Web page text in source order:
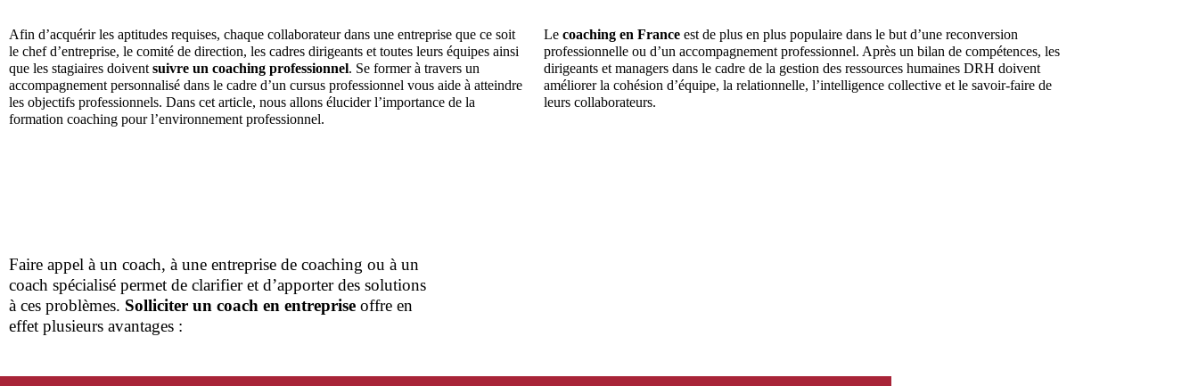
Afin d’acquérir les aptitudes requises, chaque collaborateur dans une entreprise que ce soit
le chef d’entreprise, le comité de direction, les cadres dirigeants et toutes leurs équipes ainsi
que les stagiaires doivent suivre un coaching professionnel. Se former à travers un
accompagnement personnalisé dans le cadre d’un cursus professionnel vous aide à atteindre
les objectifs professionnels. Dans cet article, nous allons élucider l’importance de la
formation coaching pour l’environnement professionnel.
Le coaching en France est de plus en plus populaire dans le but d’une reconversion
professionnelle ou d’un accompagnement professionnel. Après un bilan de compétences, les
dirigeants et managers dans le cadre de la gestion des ressources humaines DRH doivent
améliorer la cohésion d’équipe, la relationnelle, l’intelligence collective et le savoir-faire de
leurs collaborateurs.
Faire appel à un coach, à une entreprise de coaching ou à un
coach spécialisé permet de clarifier et d’apporter des solutions
à ces problèmes. Solliciter un coach en entreprise offre en
effet plusieurs avantages :